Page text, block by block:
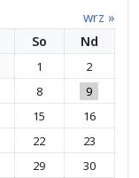
wrz »
So Nd
1
2
8
9
15
16
22
23
29
30